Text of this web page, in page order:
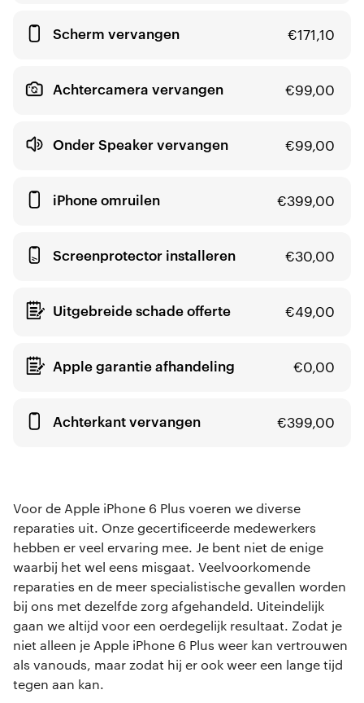
Scherm vervangen €171,10
Achtercamera vervangen €99,00
Onder Speaker vervangen €99,00
iPhone omruilen €399,00
Screenprotector installeren €30,00
Uitgebreide schade offerte €49,00
Apple garantie afhandeling €0,00
Achterkant vervangen €399,00
Voor de Apple iPhone 6 Plus voeren we diverse
reparaties uit. Onze gecertificeerde medewerkers
hebben er veel ervaring mee. Je bent niet de enige
waarbij het wel eens misgaat. Veelvoorkomende
reparaties en de meer specialistische gevallen worden
bij ons met dezelfde zorg afgehandeld. Uiteindelijk
gaan we altijd voor een oerdegelijk resultaat. Zodat je
niet alleen je Apple iPhone 6 Plus weer kan vertrouwen
als vanouds, maar zodat hij er ook weer een lange tijd
tegen aan kan.